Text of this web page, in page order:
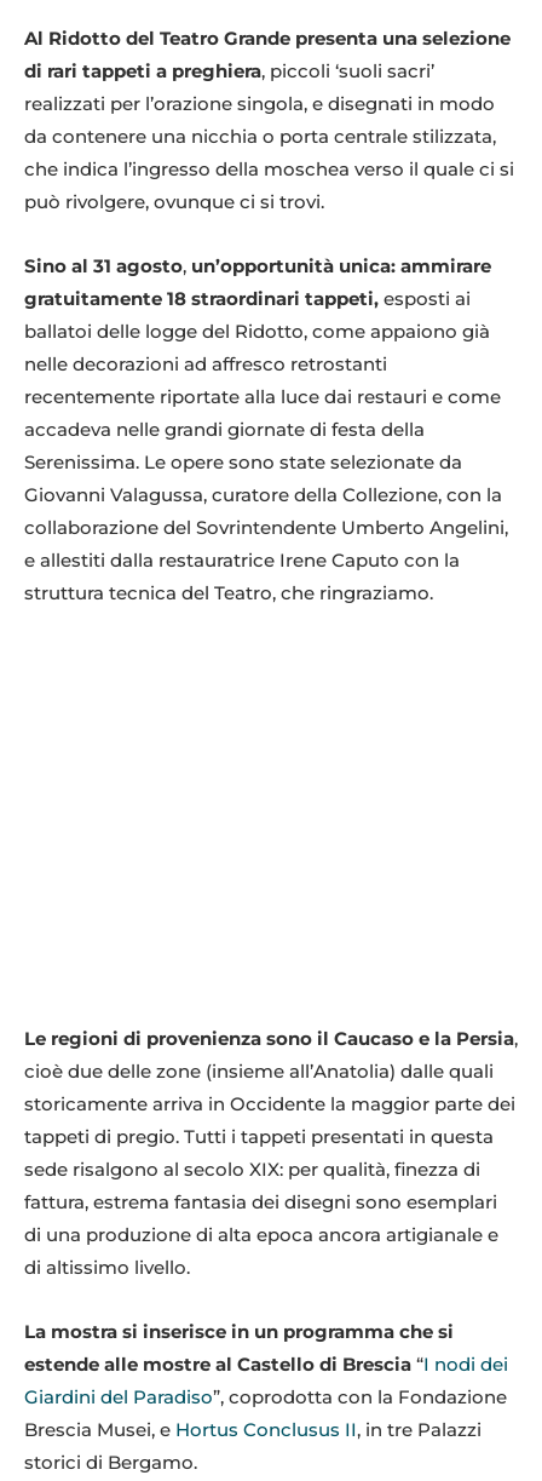
Al Ridotto del Teatro Grande presenta una selezione
di rari tappeti a preghiera, piccoli ‘suoli sacri’
realizzati per l’orazione singola, e disegnati in modo
da contenere una nicchia o porta centrale stilizzata,
che indica l’ingresso della moschea verso il quale ci si
può rivolgere, ovunque ci si trovi.
Sino al 31 agosto, un’opportunità unica: ammirare
gratuitamente 18 straordinari tappeti, esposti ai
ballatoi delle logge del Ridotto, come appaiono già
nelle decorazioni ad affresco retrostanti
recentemente riportate alla luce dai restauri e come
accadeva nelle grandi giornate di festa della
Serenissima. Le opere sono state selezionate da
Giovanni Valagussa, curatore della Collezione, con la
collaborazione del Sovrintendente Umberto Angelini,
e allestiti dalla restauratrice Irene Caputo con la
struttura tecnica del Teatro, che ringraziamo.
Le regioni di provenienza sono il Caucaso e la Persia,
cioè due delle zone (insieme all’Anatolia) dalle quali
storicamente arriva in Occidente la maggior parte dei
tappeti di pregio. Tutti i tappeti presentati in questa
sede risalgono al secolo XIX: per qualità, finezza di
fattura, estrema fantasia dei disegni sono esemplari
di una produzione di alta epoca ancora artigianale e
di altissimo livello.
La mostra si inserisce in un programma che si
estende alle mostre al Castello di Brescia “I nodi dei
Giardini del Paradiso”, coprodotta con la Fondazione
Brescia Musei, e Hortus Conclusus II, in tre Palazzi
storici di Bergamo.